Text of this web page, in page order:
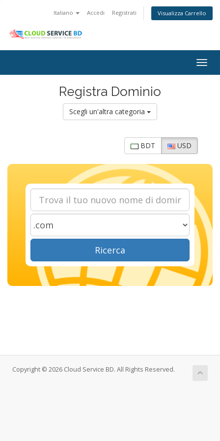
Italiano Accedi Registrati Visualizza Carrello
Registra Dominio
Scegli un'altra categoria
BDT USD
Ricerca
Copyright © 2026 Cloud Service BD. All Rights Reserved.